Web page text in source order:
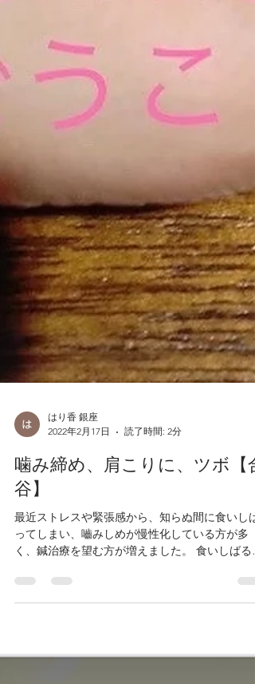
2022年2月17日
読了時間: 2分
噛み締め、肩こりに、ツボ【合
谷】
最近ストレスや緊張感から、知らぬ間に食いしば
く、鍼治療を望む方が増えました。 食いしばる
と、噛む時に関与する多くの部位、頭や首にまで